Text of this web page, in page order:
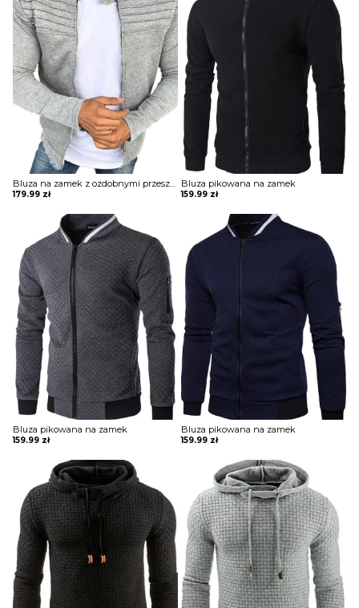
179.99 zł
Bluza pikowana na zamek
159.99 zł
Bluza pikowana na zamek
159.99 zł
Bluza pikowana na zamek
159.99 zł